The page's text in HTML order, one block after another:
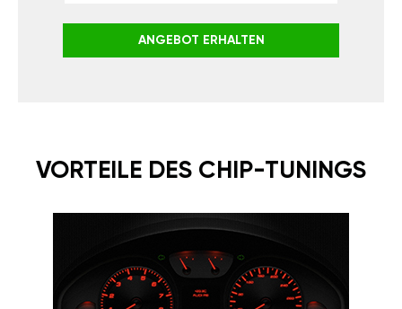
ANGEBOT ERHALTEN
VORTEILE DES CHIP-TUNINGS